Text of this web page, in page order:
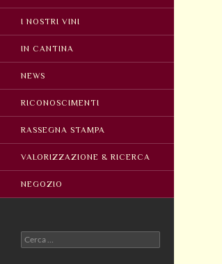
I NOSTRI VINI
IN CANTINA
NEWS
RICONOSCIMENTI
RASSEGNA STAMPA
VALORIZZAZIONE & RICERCA
NEGOZIO
Ricerca
per: